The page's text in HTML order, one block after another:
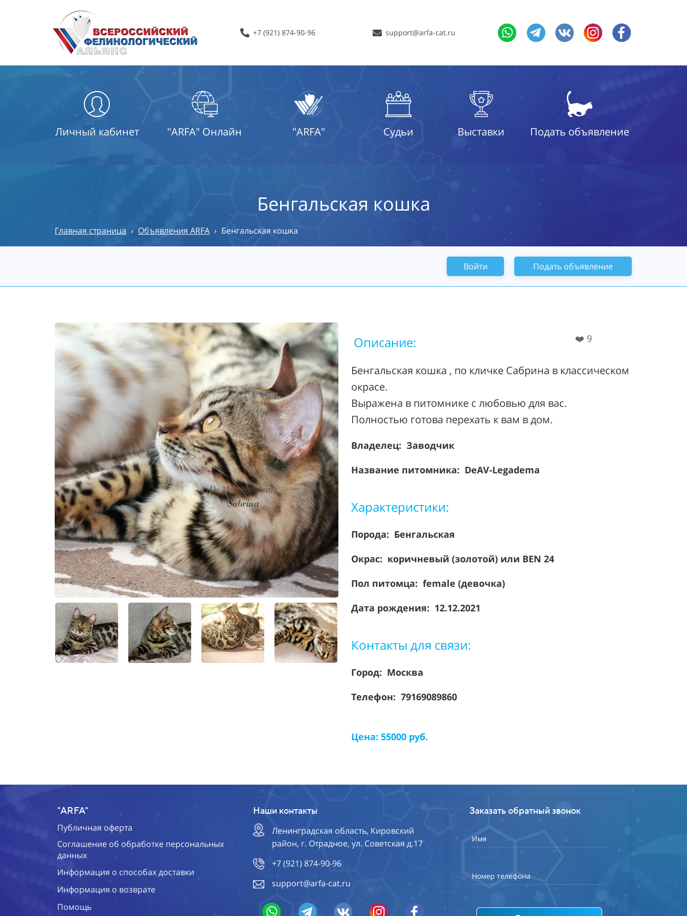
+7 (921) 874-90-96 support@arfa-cat.ru
Личный кабинет "ARFA" Онлайн "ARFA" Судьи Выставки Подать объявление
Бенгальская кошка
Главная страница › Объявления ARFA › Бенгальская кошка
Войти Подать объявление
Описание: ❤️ 9
Бенгальская кошка , по кличке Сабрина в классическом
окрасе.
Выражена в питомнике с любовью для вас.
Полностью готова перехать к вам в дом.
Владелец: Заводчик
Название питомника: DeAV-Legadema
Характеристики:
Порода: Бенгальская
Окрас: коричневый (золотой) или BEN 24
Пол питомца: female (девочка)
Дата рождения: 12.12.2021
Контакты для связи:
Город: Москва
Телефон: 79169089860
Цена: 55000 руб.
"ARFA"
Публичная оферта
Соглашение об обработке персональных
данных
Информация о способах доставки
Информация о возврате
Помощь
Наши контакты
Ленинградская область, Кировский
район, г. Отрадное, ул. Советская д.17
+7 (921) 874-90-96
support@arfa-cat.ru
Заказать обратный звонок
Имя
Номер телефона